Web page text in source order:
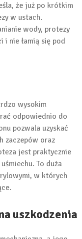
że już po krótkim
w ustach.
wody, protezy
nie łamią się pod
wysokim
odpowiednio do
pozwala uzyskać
zaczepów oraz
jest praktycznie
To duża
w których
uszkodzenia